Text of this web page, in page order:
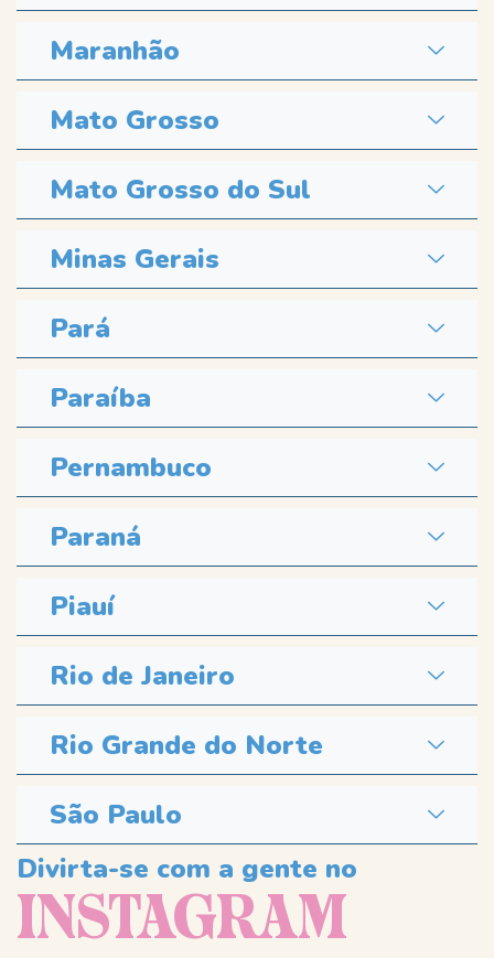
Maranhão
Mato Grosso
Mato Grosso do Sul
Minas Gerais
Pará
Paraíba
Pernambuco
Paraná
Piauí
Rio de Janeiro
Rio Grande do Norte
São Paulo
Divirta-se com a gente no
INSTAGRAM